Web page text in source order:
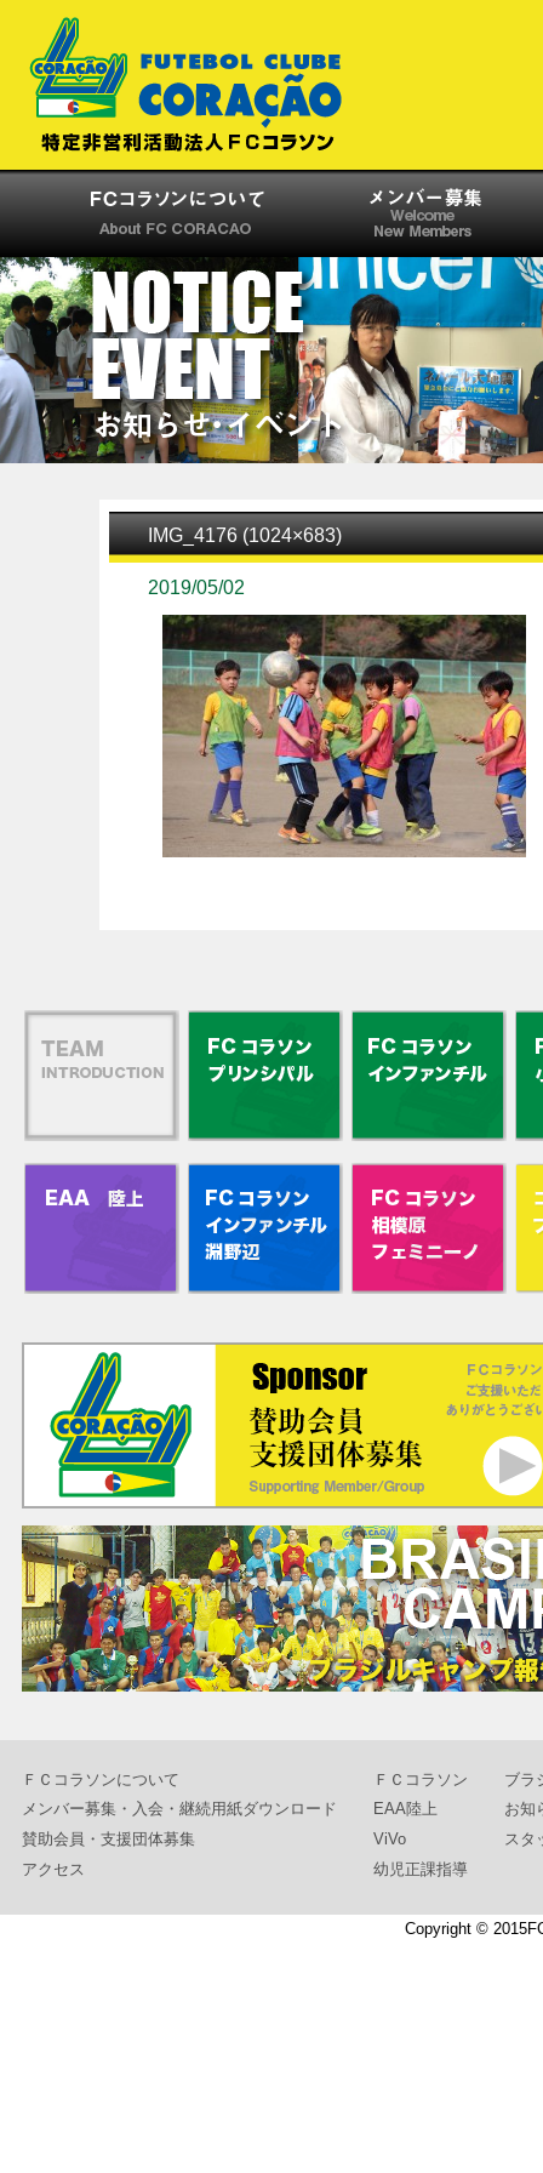
IMG_4176 (1024×683)
2019/05/02
ＦＣコラソンについて
メンバー募集・入会・継続用紙ダウンロード
賛助会員・支援団体募集
アクセス
ＦＣコラソン
EAA陸上
ViVo
幼児正課指導
ブラ
お知
スタ
Copyright ©